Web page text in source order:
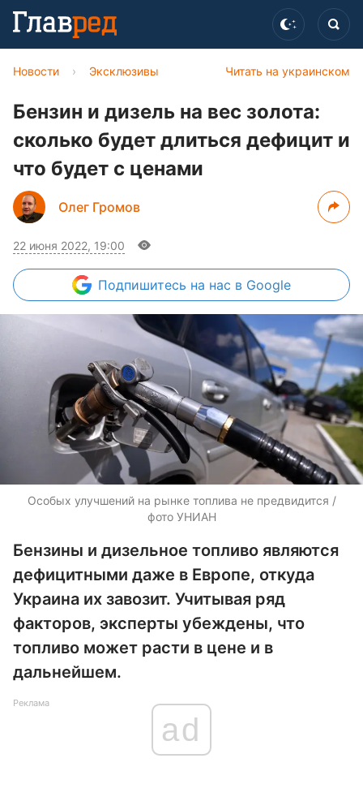
Читать на украинском
Новости › Эксклюзивы
Бензин и дизель на вес золота:
сколько будет длиться дефицит и
что будет с ценами
Олег Громов
22 июня 2022, 19:00
Подпишитесь на нас в Google
Особых улучшений на рынке топлива не предвидится /
фото УНИАН
Бензины и дизельное топливо являются
дефицитными даже в Европе, откуда
Украина их завозит. Учитывая ряд
факторов, эксперты убеждены, что
топливо может расти в цене и в
дальнейшем.
Реклама
ad